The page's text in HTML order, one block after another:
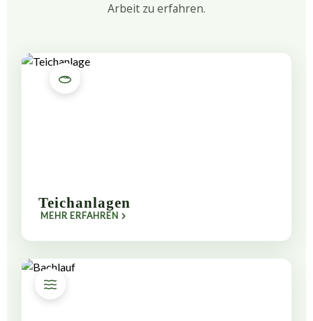
Arbeit zu erfahren.
Teichanlagen
MEHR ERFAHREN